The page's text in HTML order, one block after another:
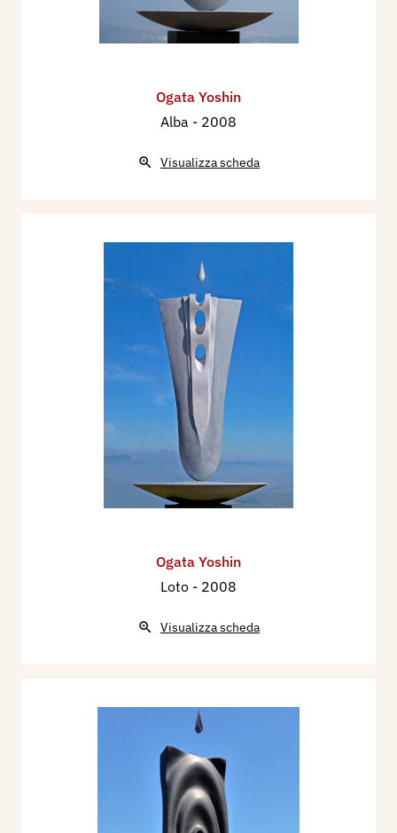
Ogata Yoshin
Alba - 2008
Visualizza scheda
Ogata Yoshin
Loto - 2008
Visualizza scheda